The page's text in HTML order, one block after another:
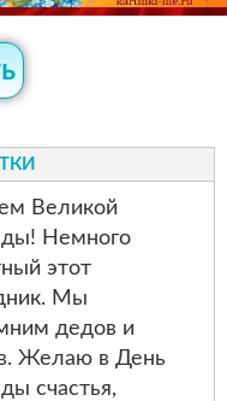
Великой
Немного
этот
Мы
дедов и
Желаю в День
счастья,